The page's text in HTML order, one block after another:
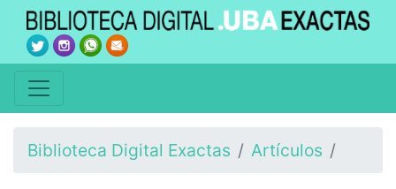
Biblioteca Digital Exactas Artículos